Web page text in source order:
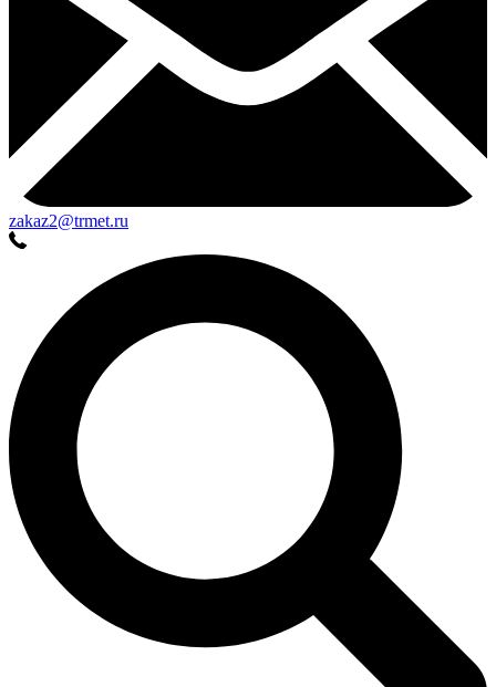
zakaz2@trmet.ru